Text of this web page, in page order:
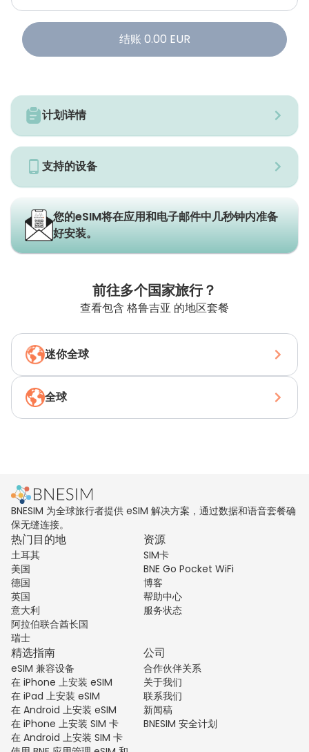
结账 0.00 EUR
计划详情
支持的设备
您的eSIM将在应用和电子邮件中几秒钟内准备
好安装。
前往多个国家旅行？
查看包含 格鲁吉亚 的地区套餐
迷你全球
全球
BNESIM 为全球旅行者提供 eSIM 解决方案，通过数据和语音套餐确
保无缝连接。
热门目的地
土耳其
美国
德国
英国
意大利
阿拉伯联合酋长国
瑞士
资源
SIM卡
BNE Go Pocket WiFi
博客
帮助中心
服务状态
精选指南
eSIM 兼容设备
在 iPhone 上安装 eSIM
在 iPad 上安装 eSIM
在 Android 上安装 eSIM
在 iPhone 上安装 SIM 卡
在 Android 上安装 SIM 卡
公司
合作伙伴关系
关于我们
联系我们
新闻稿
BNESIM 安全计划